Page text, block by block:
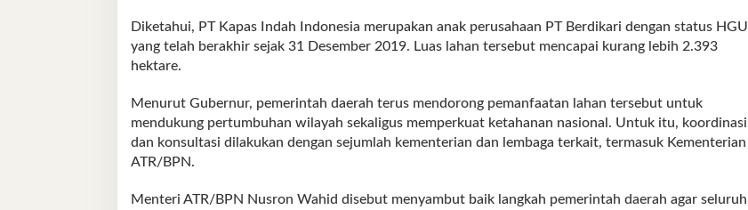
Diketahui, PT Kapas Indah Indonesia merupakan anak perusahaan PT Berdikari dengan status HGU
yang telah berakhir sejak 31 Desember 2019. Luas lahan tersebut mencapai kurang lebih 2.393
hektare.
Menurut Gubernur, pemerintah daerah terus mendorong pemanfaatan lahan tersebut untuk
mendukung pertumbuhan wilayah sekaligus memperkuat ketahanan nasional. Untuk itu, koordinasi
dan konsultasi dilakukan dengan sejumlah kementerian dan lembaga terkait, termasuk Kementerian
ATR/BPN.
Menteri ATR/BPN Nusron Wahid disebut menyambut baik langkah pemerintah daerah agar seluruh